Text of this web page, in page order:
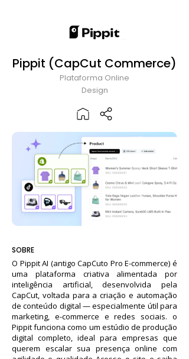
Pippit (CapCut Commerce)
Plataforma Online
Design
SOBRE
O Pippit AI (antigo CapCuto Pro E-commerce) é
uma plataforma criativa alimentada por
inteligência artificial, desenvolvida pela
CapCut, voltada para a criação e automação
de conteúdo digital — especialmente útil para
marketing, e-commerce e redes sociais. o
Pippit funciona como um estúdio de produção
digital completo, ideal para empresas que
querem escalar sua presença online com